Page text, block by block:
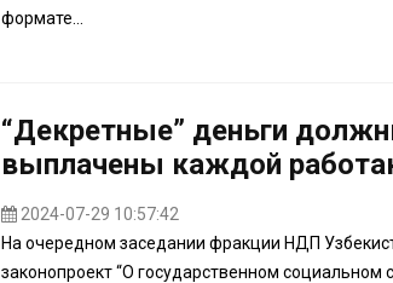
формате...
“Декретные” деньги
выплачены каждой
2024-07-29 10:57:42
На очередном заседании фракции НДП
законопроект “О государственном социальном